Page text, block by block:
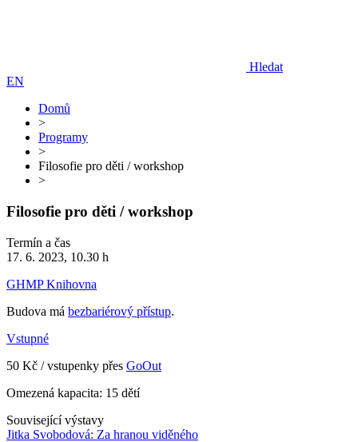
Hledat
EN
Domů
>
Programy
>
Filosofie pro děti / workshop
>
Filosofie pro děti / workshop
Termín a čas
17. 6. 2023, 10.30 h
GHMP Knihovna
Budova má bezbariérový přístup.
Vstupné
50 Kč / vstupenky přes GoOut
Omezená kapacita: 15 dětí
Související výstavy
Jitka Svobodová: Za hranou viděného